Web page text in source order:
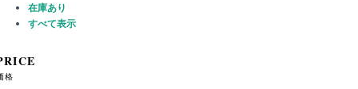
在庫あり
すべて表示
格